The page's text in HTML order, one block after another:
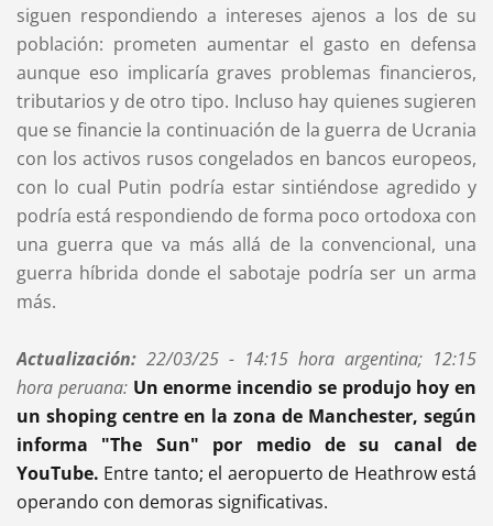
siguen respondiendo a intereses ajenos a los de su
población: prometen aumentar el gasto en defensa
aunque eso implicaría graves problemas financieros,
tributarios y de otro tipo. Incluso hay quienes sugieren
que se financie la continuación de la guerra de Ucrania
con los activos rusos congelados en bancos europeos,
con lo cual Putin podría estar sintiéndose agredido y
podría está respondiendo de forma poco ortodoxa con
una guerra que va más allá de la convencional, una
guerra híbrida donde el sabotaje podría ser un arma
más.
Actualización: 22/03/25 - 14:15 hora argentina; 12:15
hora peruana: Un enorme incendio se produjo hoy en
un shoping centre en la zona de Manchester, según
informa "The Sun" por medio de su canal de
YouTube. Entre tanto; el aeropuerto de Heathrow está
operando con demoras significativas.